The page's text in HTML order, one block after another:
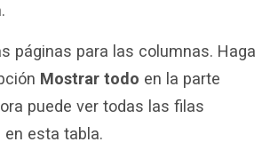
páginas para las columnas. Haga
Mostrar todo en la parte
puede ver todas las filas
en esta tabla.